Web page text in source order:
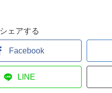
シェアする
Facebook
LINE